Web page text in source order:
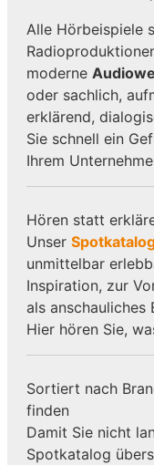
Alle Hörbeispiele
moderne
oder sachlich,
erklärend,
Sie schnell ein
Ihrem
Hören statt
Unser
unmittelbar
Inspiration, zur
als anschauliches
Hier hören Sie,
Sortiert nach
finden
Damit Sie nicht
Spotkatalog